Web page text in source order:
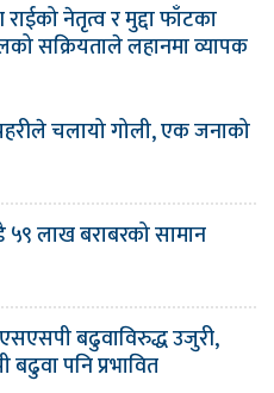
नेतृत्व र मुद्दा फाँटका
सक्रियताले लहानमा व्यापक
चलायो गोली, एक जनाको
५९ लाख बराबरको सामान
बढुवाविरुद्ध उजुरी,
पनि प्रभावित